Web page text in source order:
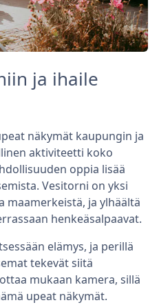
ja ihaile
näkymät kaupungin ja
aktiviteetti koko
oppia lisää
Vesitorni on yksi
ja ylhäältä
henkeäsalpaavat.
elämys, ja perillä
tekevät siitä
mukaan kamera, sillä
upeat näkymät.